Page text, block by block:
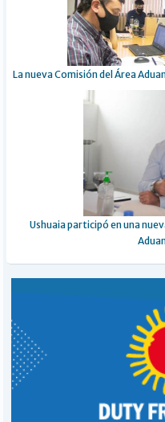
La nueva Comisión del Área
Ushuaia participó en una